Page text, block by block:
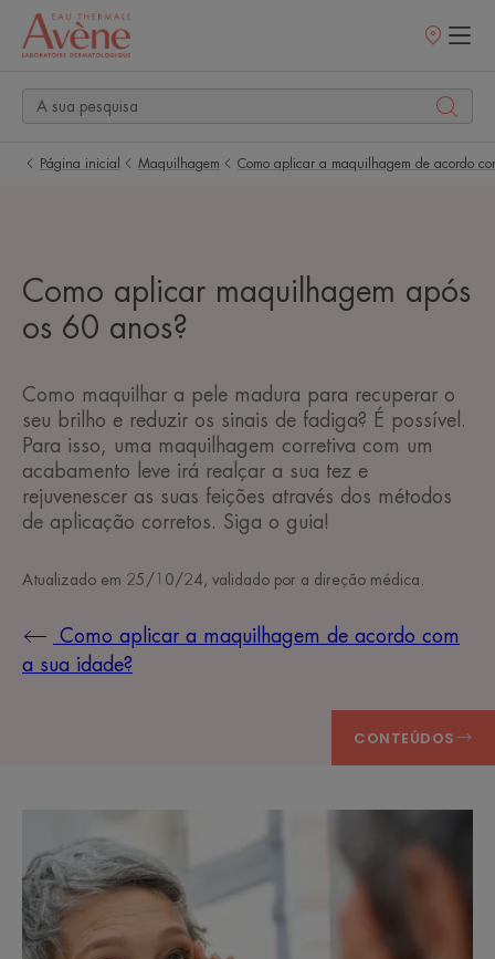
Pontos
Página inicial Maquilhagem Como aplicar a maquilhagem de acordo
Como aplicar maquilhagem após
os 60 anos?
Como maquilhar a pele madura para recuperar o
seu brilho e reduzir os sinais de fadiga? É possível.
Para isso, uma maquilhagem corretiva com um
acabamento leve irá realçar a sua tez e
rejuvenescer as suas feições através dos métodos
de aplicação corretos. Siga o guia!
Atualizado em 25/10/24, validado por a direção médica
Como aplicar a maquilhagem de acordo com
a sua idade?
CONTEÚDOS